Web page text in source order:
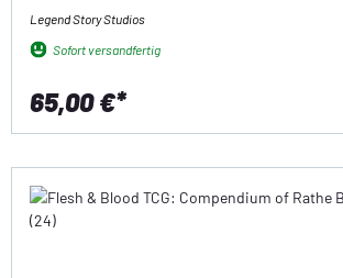
Legend Story Studios
Sofort versandfertig
65,00 €*